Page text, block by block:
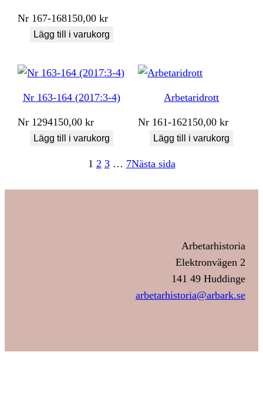
Nr 167-168150,00kr
Lägg till i varukorg
Nr 163-164 (2017:3-4)
Nr 1294150,00kr
Lägg till i varukorg
Arbetaridrott
Nr 161-162150,00kr
Lägg till i varukorg
1 2 3 … 7Nästa sida
Arbetarhistoria
Elektronvägen 2
141 49 Huddinge
arbetarhistoria@arbark.se